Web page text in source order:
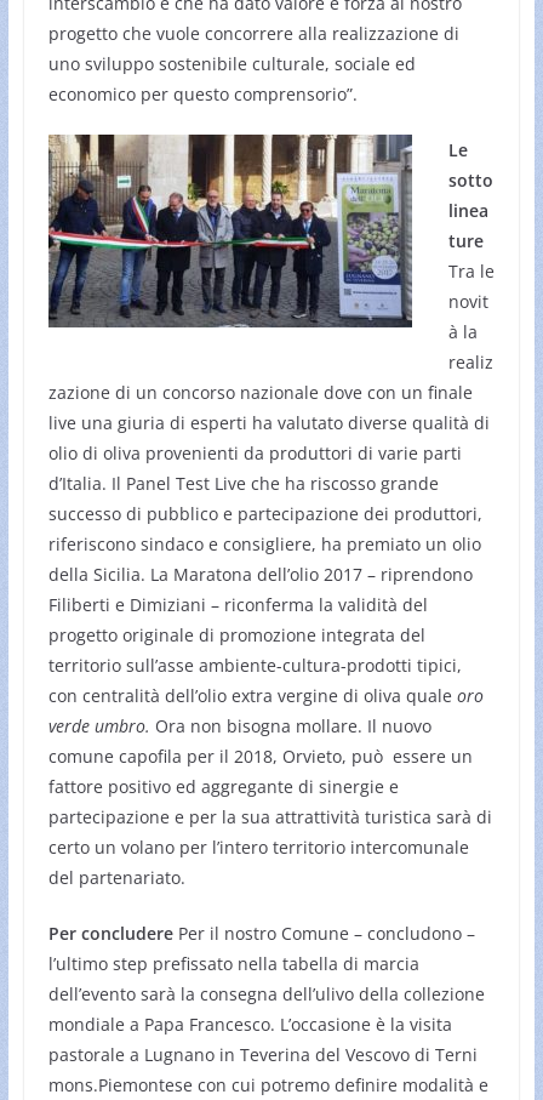
progetto che vuole concorrere alla realizzazione di
uno sviluppo sostenibile culturale, sociale ed
economico per questo comprensorio”.
Le
sotto
linea
ture
Tra le
novit
à la
realiz
zazione di un concorso nazionale dove con un finale
live una giuria di esperti ha valutato diverse qualità di
olio di oliva provenienti da produttori di varie parti
d’Italia. Il Panel Test Live che ha riscosso grande
successo di pubblico e partecipazione dei produttori,
riferiscono sindaco e consigliere, ha premiato un olio
della Sicilia. La Maratona dell’olio 2017 – riprendono
Filiberti e Dimiziani – riconferma la validità del
progetto originale di promozione integrata del
territorio sull’asse ambiente-cultura-prodotti tipici,
con centralità dell’olio extra vergine di oliva quale oro
verde umbro. Ora non bisogna mollare. Il nuovo
comune capofila per il 2018, Orvieto, può essere un
fattore positivo ed aggregante di sinergie e
partecipazione e per la sua attrattività turistica sarà di
certo un volano per l’intero territorio intercomunale
del partenariato.
Per concluderePer il nostro Comune – concludono –
l’ultimo step prefissato nella tabella di marcia
dell’evento sarà la consegna dell’ulivo della collezione
mondiale a Papa Francesco. L’occasione è la visita
pastorale a Lugnano in Teverina del Vescovo di Terni
mons.Piemontese con cui potremo definire modalità e